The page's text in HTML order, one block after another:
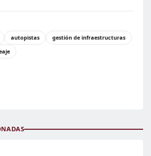
autopistas
gestión de infraestructuras